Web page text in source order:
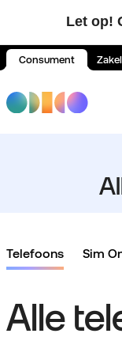
Let op!
Consument
Telefoons Sim
Alle